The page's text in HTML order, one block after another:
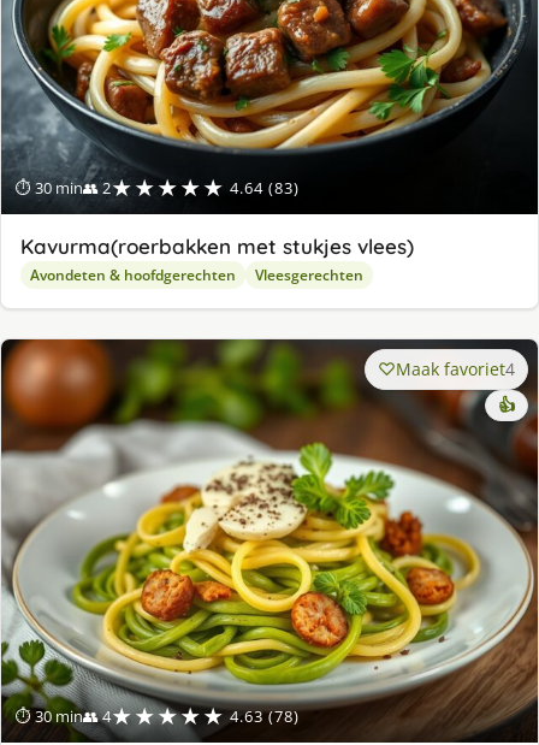
⏱ 30 min👥 2★★★★★ 4.64 (83)
Kavurma(roerbakken met stukjes vlees)
Avondeten & hoofdgerechten Vleesgerechten
⏱ 30 min👥 4★★★★★ 4.63 (78)
Maak favoriet4
👍